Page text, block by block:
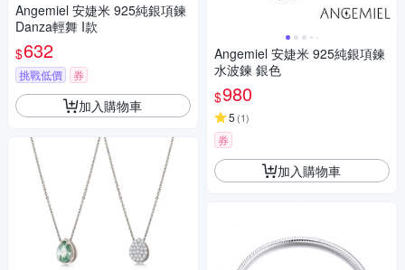
Angemiel 安婕米 925純銀項鍊
Danza輕舞 I款
$632
挑戰低價 券
加入購物車
Angemiel 安婕米 925純銀項鍊
水波鍊 銀色
$980
5 (1)
券
加入購物車